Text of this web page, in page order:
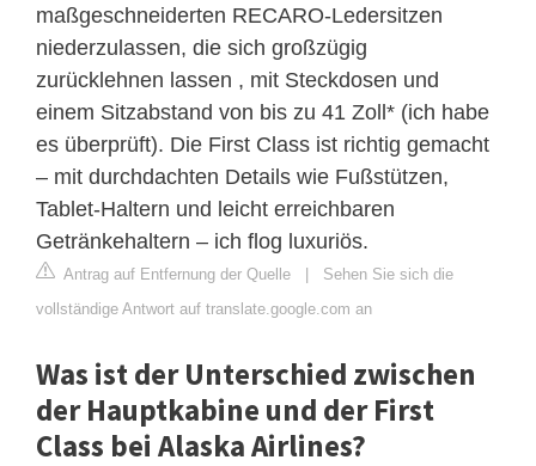
maßgeschneiderten RECARO-Ledersitzen
niederzulassen, die sich großzügig
zurücklehnen lassen , mit Steckdosen und
einem Sitzabstand von bis zu 41 Zoll* (ich habe
es überprüft). Die First Class ist richtig gemacht
– mit durchdachten Details wie Fußstützen,
Tablet-Haltern und leicht erreichbaren
Getränkehaltern – ich flog luxuriös.
Antrag auf Entfernung der Quelle | Sehen Sie sich die
vollständige Antwort auf translate.google.com an
Was ist der Unterschied zwischen
der Hauptkabine und der First
Class bei Alaska Airlines?